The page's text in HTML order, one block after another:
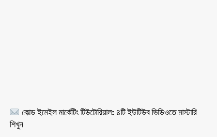
কোল্ড ইমেইল মার্কেটিং টিউটোরিয়াল: ৪টি ইউটিউব ভিডিওতে মাস্টারি
শিখুন